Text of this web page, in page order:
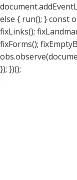
else { run(); } const
fixLinks();
fixForms();
}); })();